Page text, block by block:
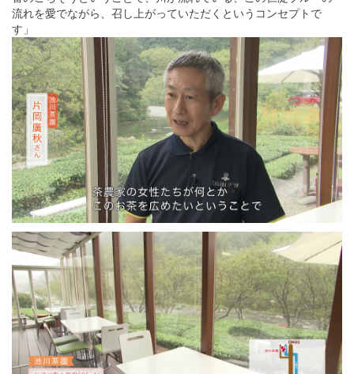
流れを愛でながら、召し上がっていただくというコンセプトで
す」